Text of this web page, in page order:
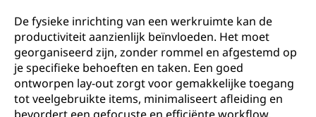
De fysieke inrichting van een werkruimte kan de
productiviteit aanzienlijk beïnvloeden. Het moet
georganiseerd zijn, zonder rommel en afgestemd op
je specifieke behoeften en taken. Een goed
ontworpen lay-out zorgt voor gemakkelijke toegang
tot veelgebruikte items, minimaliseert afleiding en